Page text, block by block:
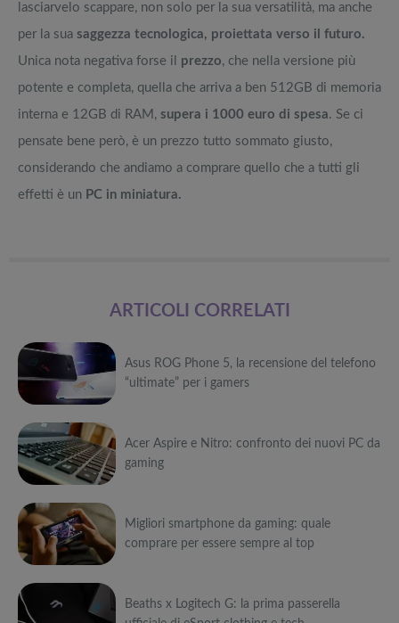
lasciarvelo scappare, non solo per la sua versatilità, ma anche
per la sua saggezza tecnologica, proiettata verso il futuro.
Unica nota negativa forse il prezzo, che nella versione più
potente e completa, quella che arriva a ben 512GB di memoria
interna e 12GB di RAM, supera i 1000 euro di spesa. Se ci
pensate bene però, è un prezzo tutto sommato giusto,
considerando che andiamo a comprare quello che a tutti gli
effetti è un PC in miniatura.
ARTICOLI CORRELATI
interessarti anche
Attrezzi
metà prezzo
Black Friday:
Tapis roulant,
cyclette,
Migliori smart
TV in offerta
Black Friday:
PERDERE
Offerte robot
aspirapolvere
da non
perdere nella
Tavola SUP
Asus ROG Phone 5, la recensione del telefono
“ultimate” per i gamers
interessarti anche
Attrezzi
Black Friday:
Tapis roulant,
Migliori smart
TV in offerta
Acer Aspire e Nitro: confronto dei nuovi PC da
gaming
interessarti anche
Migliori smartphone da gaming: quale
comprare per essere sempre al top
Beaths x Logitech G: la prima passerella